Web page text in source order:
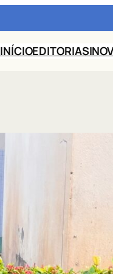
INÍCIOEDITORIAS